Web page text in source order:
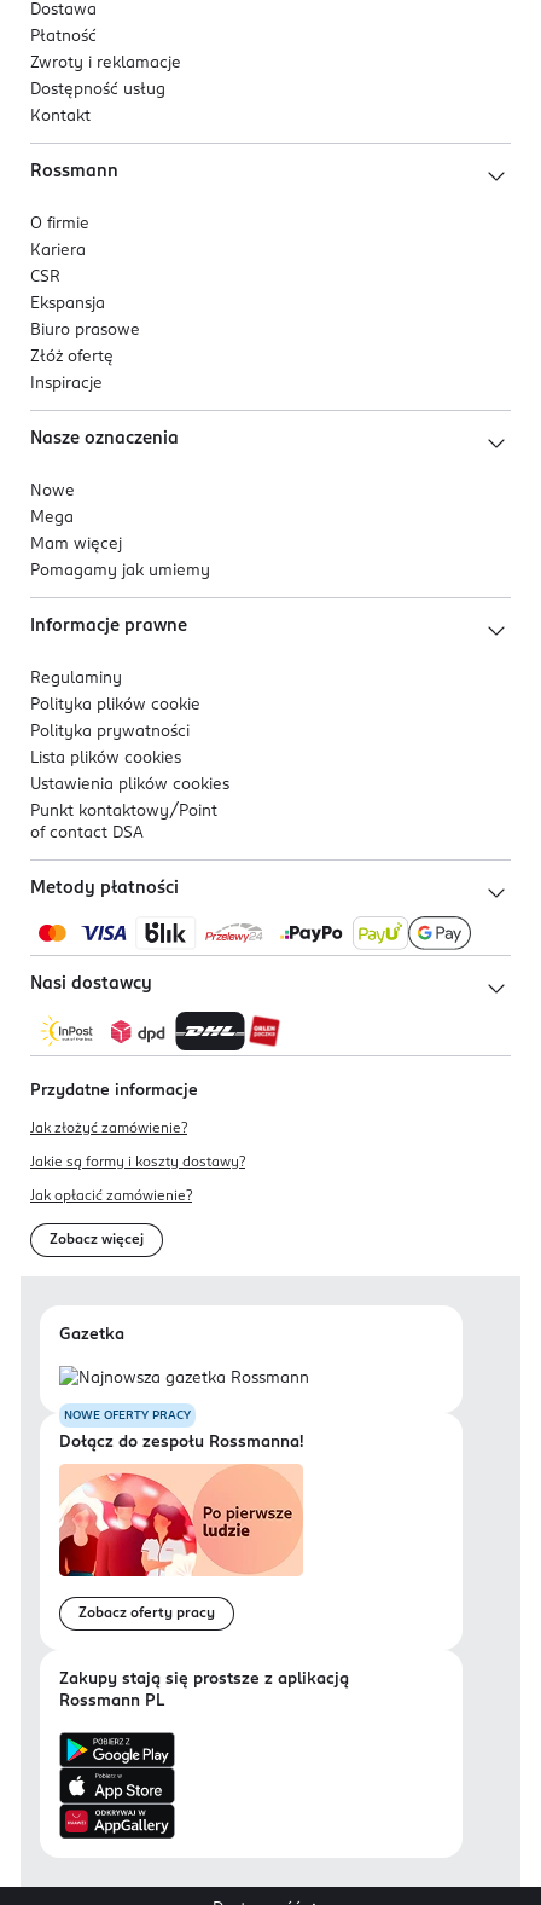
Dostawa
Płatność
Zwroty i reklamacje
Dostępność usług
Kontakt
Rossmann
O firmie
Kariera
CSR
Ekspansja
Biuro prasowe
Złóż ofertę
Inspiracje
Nasze oznaczenia
Nowe
Mega
Mam więcej
Pomagamy jak umiemy
Informacje prawne
Regulaminy
Polityka plików cookie
Polityka prywatności
Lista plików cookies
Ustawienia plików cookies
Punkt kontaktowy/ Point
of contact DSA
Metody płatności
Nasi dostawcy
Przydatne informacje
Jak złożyć zamówienie?
Jakie są formy i koszty dostawy?
Jak opłacić zamówienie?
Zobacz więcej
Gazetka
NOWE OFERTY PRACY
Dołącz do zespołu Rossmanna!
Zobacz oferty pracy
Zakupy stają się prostsze z aplikacją
Rossmann PL